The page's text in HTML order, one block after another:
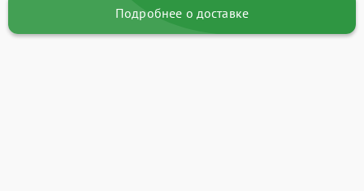
Подробнее о доставке